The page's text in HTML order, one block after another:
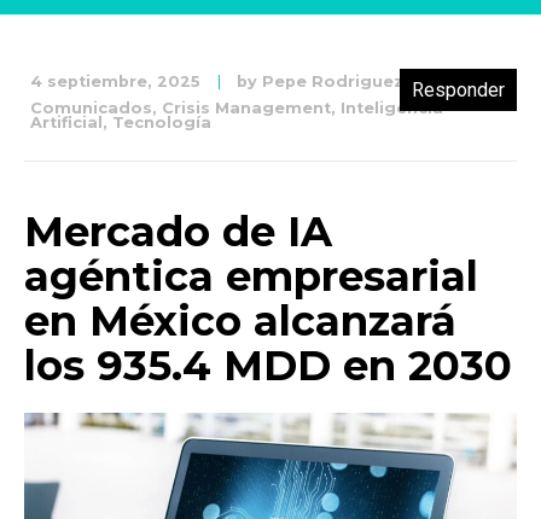
4 septiembre, 2025 by Pepe Rodriguez
Comunicados, Crisis Management, Inteligencia
Artificial , Tecnología
Mercado de IA
agéntica empresarial
en México alcanzará
los 935.4 MDD en 2030
Responder